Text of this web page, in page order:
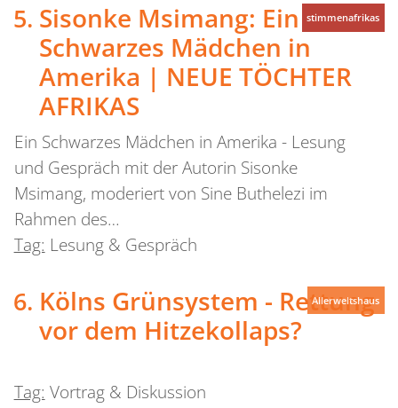
Sisonke Msimang: Ein
Schwarzes Mädchen in
Amerika | NEUE TÖCHTER
AFRIKAS
Ein Schwarzes Mädchen in Amerika - Lesung
und Gespräch mit der Autorin Sisonke
Msimang, moderiert von Sine Buthelezi im
Rahmen des…
Tag: Lesung & Gespräch
stimmenafrikas
Kölns Grünsystem - Rettung
vor dem Hitzekollaps?
Tag: Vortrag & Diskussion
Allerweltshaus